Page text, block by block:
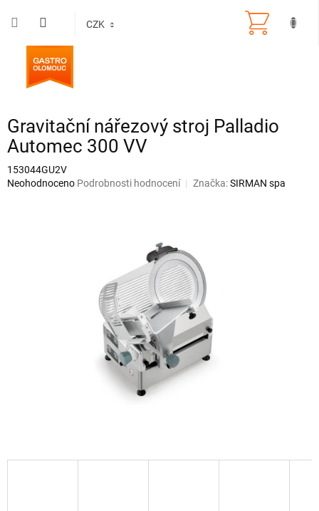
CZK
Gravitační nářezový stroj Palladio
Automec 300 VV
153044GU2V
Průměrné
Neohodnoceno Podrobnosti hodnocení Značka:SIRMAN spa